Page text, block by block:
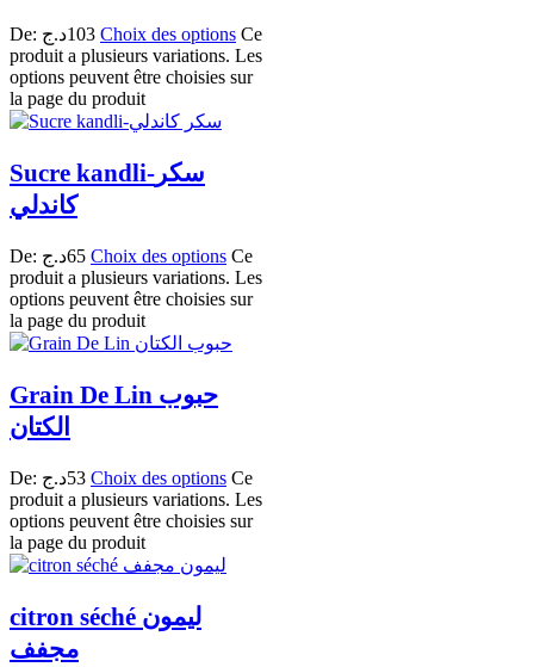
De: 103د.ج Choix des options Ce
produit a plusieurs variations. Les
options peuvent être choisies sur
la page du produit
Sucre kandli-سكر
كاندلي
De: 65د.ج Choix des options Ce
produit a plusieurs variations. Les
options peuvent être choisies sur
la page du produit
Grain De Lin حبوب
الكتان
De: 53د.ج Choix des options Ce
produit a plusieurs variations. Les
options peuvent être choisies sur
la page du produit
citron séché ليمون
مجفف